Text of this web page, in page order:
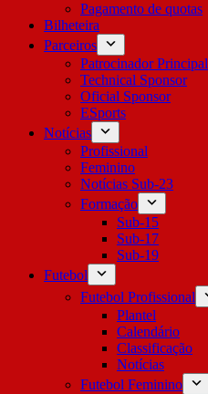
Pagamento de quotas
Bilheteira
Parceiros
Patrocinador Principal
Technical Sponsor
Oficial Sponsor
ESports
Notícias
Profissional
Feminino
Notícias Sub-23
Formação
Sub-15
Sub-17
Sub-19
Futebol
Futebol Profissional
Plantel
Calendário
Classificação
Notícias
Futebol Feminino